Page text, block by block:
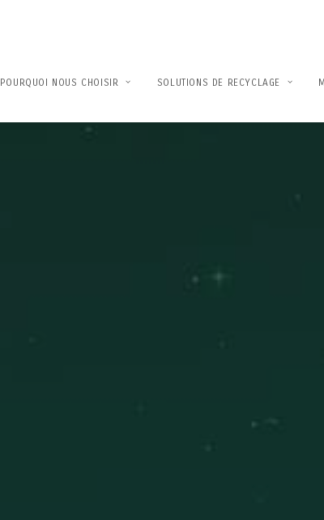
POURQUOI NOUS CHOISIR SOLUTIONS DE RECYCLAGE